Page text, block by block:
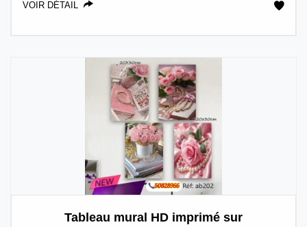
VOIR DÉTAIL
Tableau mural HD imprimé sur